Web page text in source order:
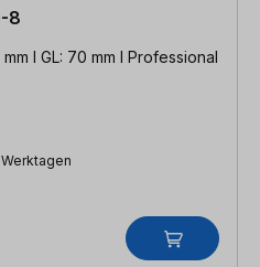
8
mm l GL: 70 mm l Professional